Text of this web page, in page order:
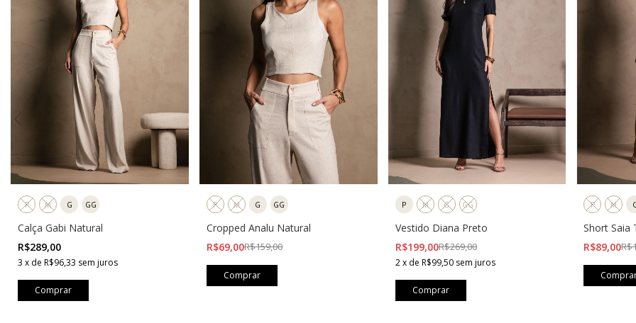
P M G GG
Calça Gabi Natural
R$289,00
3 x de R$96,33 sem juros
Comprar
P M G GG
Cropped Analu Natural
R$69,00R$159,00
Comprar
P M G GG
Vestido Diana Preto
R$199,00R$269,00
2 x de R$99,50 sem juros
Comprar
P M
Short Saia
Bege
R$89,00